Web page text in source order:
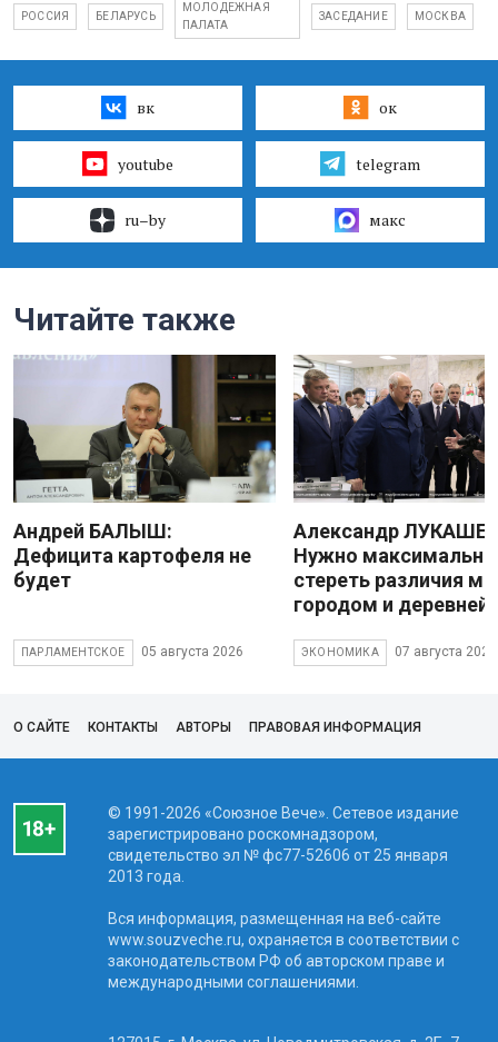
РОССИЯ БЕЛАРУСЬ
МОЛОДЕЖНАЯ
ПАЛАТА
ЗАСЕДАНИЕ МОСКВА
вк ок
youtube telegram
ru–by макс
Читайте также
Андрей БАЛЫШ:
Дефицита картофеля не
будет
ПАРЛАМЕНТСКОЕ 05 августа 2026
Александр
Нужно максимально
стереть различия
городом и деревней
ЭКОНОМИКА 07 августа 2026
О САЙТЕ КОНТАКТЫ АВТОРЫ ПРАВОВАЯ ИНФОРМАЦИЯ
© 1991-2026 «Союзное Вече». Сетевое издание
зарегистрировано роскомнадзором,
свидетельство эл № фc77-52606 от 25 января
2013 года.
Вся информация, размещенная на веб-сайте
www.souzveche.ru, охраняется в соответствии с
законодательством РФ об авторском праве и
международными соглашениями.